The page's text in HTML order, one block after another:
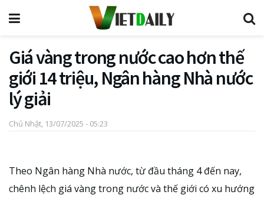
Giá vàng trong nước cao hơn thế
giới 14 triệu, Ngân hàng Nhà nước
lý giải
Chủ Nhật, 13/07/2025 - 05:23
Theo Ngân hàng Nhà nước, từ đầu tháng 4 đến nay,
chênh lệch giá vàng trong nước và thế giới có xu hướng